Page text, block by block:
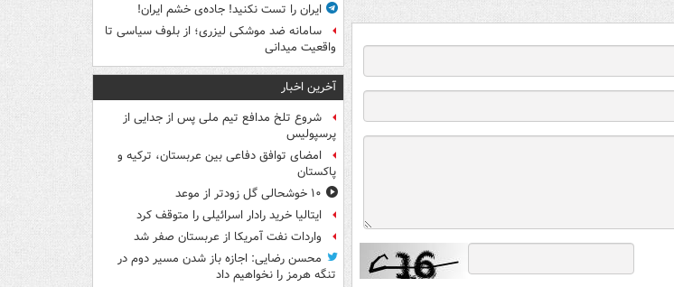
ایران را تست نکنید! جاده‌ی خشم ایران!
سامانه ضد موشکی لیزری؛ از بلوف سیاسی تا
واقعیت میدانی
آخرین اخبار
شروع تلخ مدافع تیم ملی پس از جدایی از
پرسپولیس
امضای توافق دفاعی بین عربستان، ترکیه و
پاکستان
۱۰ خوشحالی گل زودتر از موعد
ایتالیا خرید رادار اسرائیلی را متوقف کرد
واردات نفت آمریکا از عربستان صفر شد
محسن رضایی: اجازه باز شدن مسیر دوم در
تنگه هرمز را نخواهیم داد